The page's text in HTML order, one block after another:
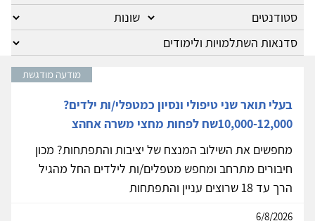
מודעה מודגשת
בעלי תואר שני טיפולי ונסיון כמטפלי/ות ילדים?
10,000-12,000שח לפחות מחצי משרה אחהצ
מחפשים את השילוב המנצח של יציבות והתפתחות? מכון
חיבורים מתרחב ומחפש מטפלים/ות לילדים החל מהגיל
הרך עד 18 שרוצים עניין והתפתחות
6/8/2026